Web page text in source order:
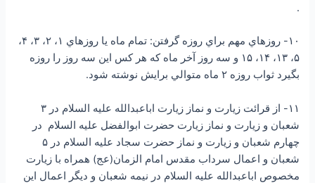
.
۱۰- روزهاي مهم براي روزه گرفتن: تمام ماه يا روزهاي ۱، ۲، ۳، ۴،
۵، ۱۳، ۱۴، ۱۵ و سه روز آخر ماه كه هر كس اين سه روز را روزه
بگيرد ثواب روزه ۲ ماه متوالي برايش نوشته شود.
۱۱- از قرائت زيارت و نماز زيارت اباعبدالله علیه السلام در ۳
شعبان و زيارت و نماز زيارت حضرت ابوالفضل علیه السلام در
چهارم شعبان و زيارت و نماز حضرت سجاد علیه السلام در ۵
شعبان و اعمال سرداب مقدس امام الزمان(عج) همراه با زيارت
مخصوص اباعبدالله علیه السلام در نيمه شعبان و ديگر اعمال اين